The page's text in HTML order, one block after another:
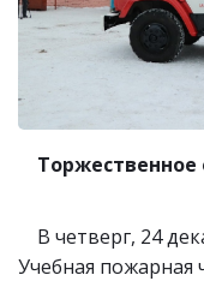
В четверг, 24
Учебная пожарная